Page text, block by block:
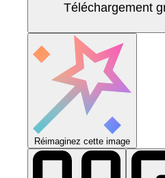
Téléchargement
Réimaginez cette image